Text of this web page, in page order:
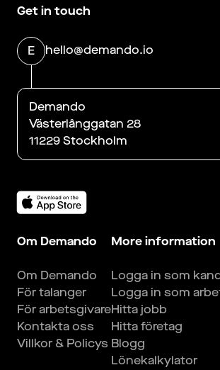
Get in touch
E hello@demando.io
Demando
Västerlånggatan 28
11229 Stockholm
Om Demando
Om Demando
För talanger
För arbetsgivare
Kontakta oss
Villkor & Policys
More information
Logga in som
Logga in som
Hitta jobb
Hitta företag
Blogg
Lönekalkylator